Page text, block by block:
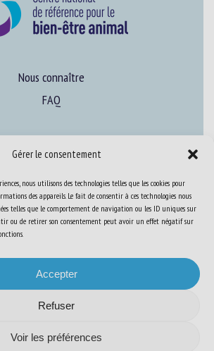
Gérer le consentement
nous utilisons des technologies telles que les cookies pour
des appareils. Le fait de consentir à ces technologies nous
telles que le comportement de navigation ou les ID uniques sur
ou de retirer son consentement peut avoir un effet négatif sur
Accepter
Refuser
Voir les préférences
Nous connaître
FAQ
Expertise
Se former au BEA
S’abonner aux actualités